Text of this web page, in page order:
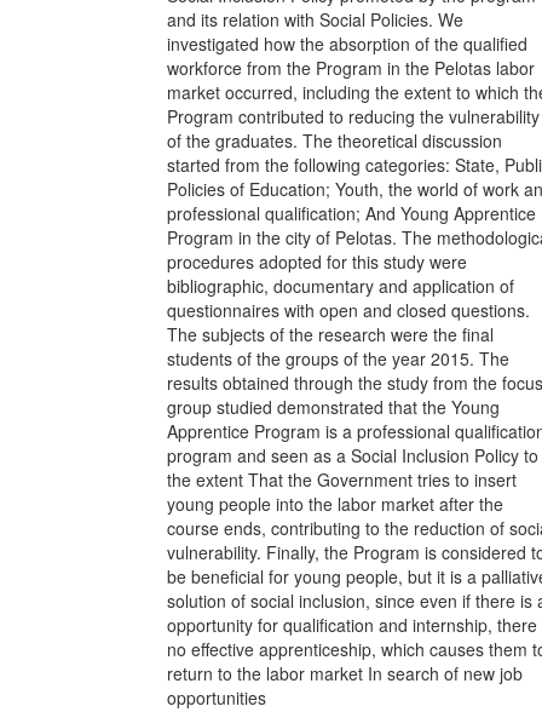
and its relation with Social Policies. We
investigated how the absorption of the qualified
workforce from the Program in the Pelotas labor
market occurred, including the extent to which
Program contributed to reducing the vulnerability
of the graduates. The theoretical discussion
started from the following categories: State,
Policies of Education; Youth, the world of work
professional qualification; And Young Apprentice
Program in the city of Pelotas. The
procedures adopted for this study were
bibliographic, documentary and application of
questionnaires with open and closed questions.
The subjects of the research were the final
students of the groups of the year 2015. The
results obtained through the study from the focus
group studied demonstrated that the Young
Apprentice Program is a professional
program and seen as a Social Inclusion Policy to
the extent That the Government tries to insert
young people into the labor market after the
course ends, contributing to the reduction of
vulnerability. Finally, the Program is considered
be beneficial for young people, but it is a
solution of social inclusion, since even if there is
opportunity for qualification and internship, there
no effective apprenticeship, which causes them
return to the labor market In search of new job
opportunities